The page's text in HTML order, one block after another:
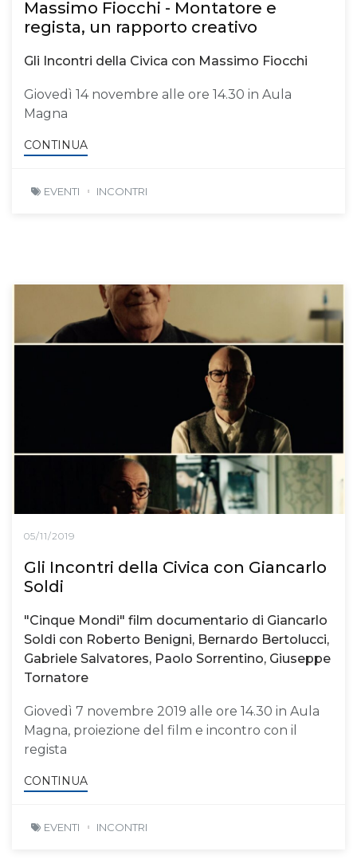
Massimo Fiocchi - Montatore e
regista, un rapporto creativo
Gli Incontri della Civica con Massimo Fiocchi
Giovedì 14 novembre alle ore 14.30 in Aula
Magna
CONTINUA
EVENTI INCONTRI
05/11/2019
Gli Incontri della Civica con Giancarlo
Soldi
"Cinque Mondi" film documentario di Giancarlo
Soldi con Roberto Benigni, Bernardo Bertolucci,
Gabriele Salvatores, Paolo Sorrentino, Giuseppe
Tornatore
Giovedì 7 novembre 2019 alle ore 14.30 in Aula
Magna, proiezione del film e incontro con il
regista
CONTINUA
EVENTI INCONTRI